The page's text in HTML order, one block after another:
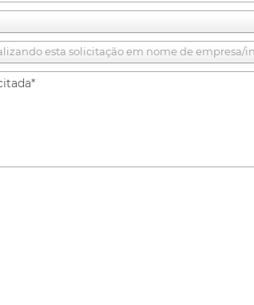
esta solicitação em nome de